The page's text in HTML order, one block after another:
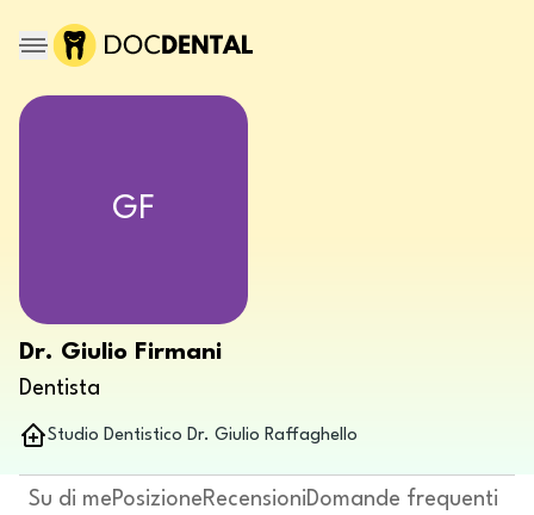
GF
Dr. Giulio Firmani
Dentista
Studio Dentistico Dr. Giulio Raffaghello
Su di mePosizioneRecensioniDomande frequenti